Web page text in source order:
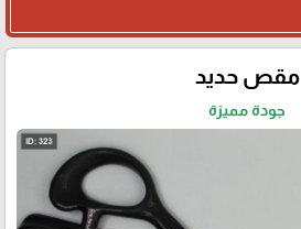
مقص حديد
جودة مميزة